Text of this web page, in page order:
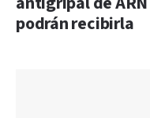
podrán recibirla